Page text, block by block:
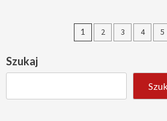
1 2 3 4 5
Szukaj